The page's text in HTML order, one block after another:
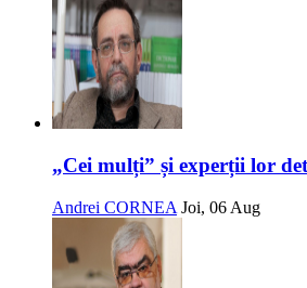
„Cei mulți” și experții lor
Andrei CORNEA Joi, 06 Aug